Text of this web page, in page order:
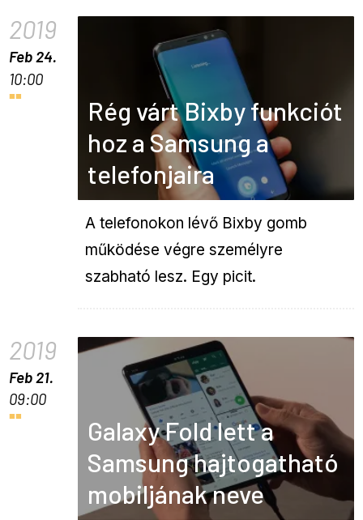
2019
Feb 24.
10:00
Rég várt Bixby funkciót
hoz a Samsung a
telefonjaira
A telefonokon lévő Bixby gomb
működése végre személyre
szabható lesz. Egy picit.
2019
Feb 21.
09:00
Galaxy Fold lett a
Samsung hajtogatható
mobiljának neve